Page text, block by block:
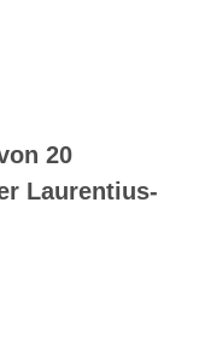
20
Laurentius-